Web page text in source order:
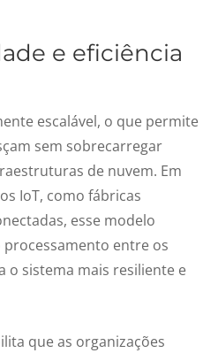
e eficiência
escalável, o que permite
sem sobrecarregar
de nuvem. Em
IoT, como fábricas
esse modelo
entre os
o sistema mais resiliente e
que as organizações